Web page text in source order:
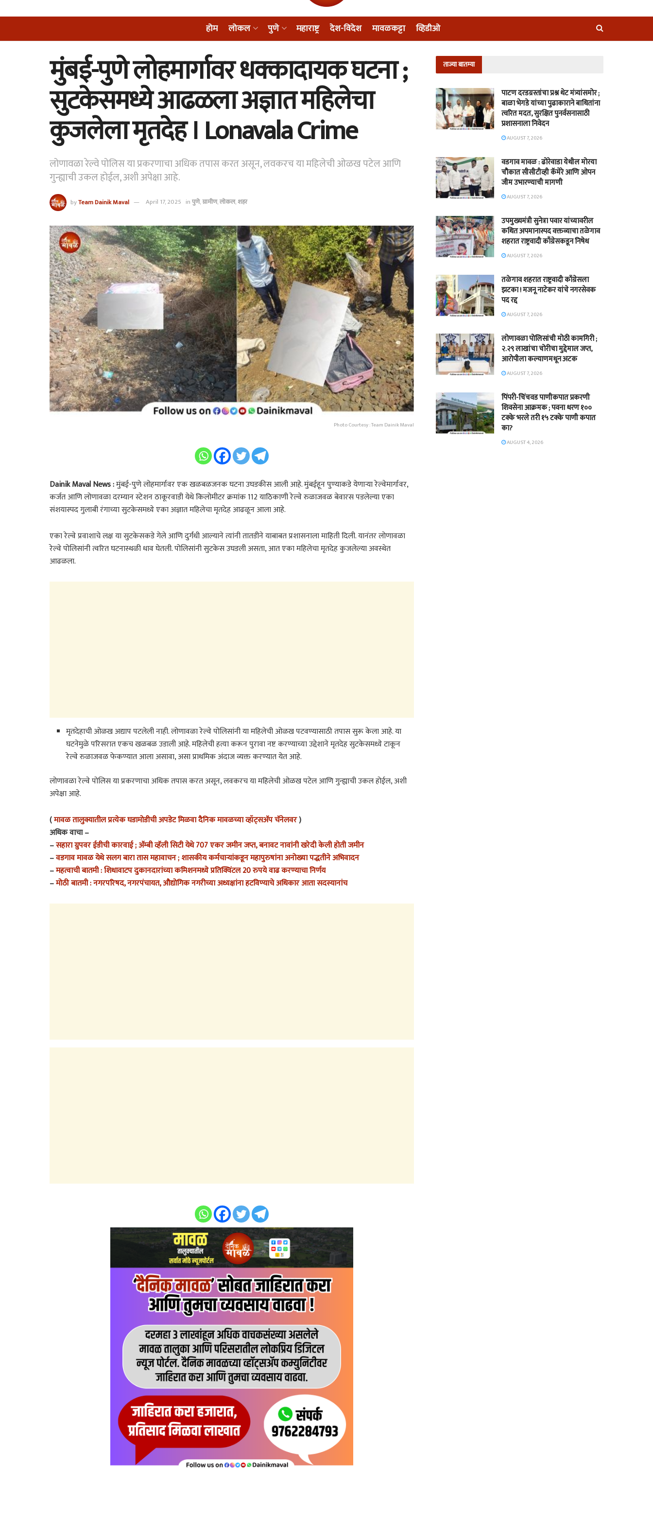
होम लोकल पुणे महाराष्ट्र देश-विदेश मावळकट्टा व्हिडीओ
मुंबई-पुणे लोहमार्गावर धक्कादायक घटना ;
सुटकेसमध्ये आढळला अज्ञात महिलेचा
कुजलेला मृतदेह । Lonavala Crime
लोणावळा रेल्वे पोलिस या प्रकरणाचा अधिक तपास करत असून, लवकरच या महिलेची ओळख पटेल आणि
गुन्ह्याची उकल होईल, अशी अपेक्षा आहे.
byTeam Dainik Maval April 17, 2025 inपुणे,ग्रामीण,लोकल,शहर
Photo Courtesy : Team Dainik Maval
Dainik Maval News :मुंबई-पुणे लोहमार्गावर एक खळबळजनक घटना उघडकीस आली आहे. मुंबईहून पुण्याकडे येणाऱ्या रेल्वेमार्गावर,
कर्जत आणि लोणावळा दरम्यान स्टेशन ठाकूरवाडी येथे किलोमीटर क्रमांक 112 याठिकाणी रेल्वे रुळाजवळ बेवारस पडलेल्या एका
संशयास्पद गुलाबी रंगाच्या सुटकेसमध्ये एका अज्ञात महिलेचा मृतदेह आढळून आला आहे.
एका रेल्वे प्रवाशाचे लक्ष या सुटकेसकडे गेले आणि दुर्गंधी आल्याने त्यांनी तातडीने याबाबत प्रशासनाला माहिती दिली. यानंतर लोणावळा
रेल्वे पोलिसांनी त्वरित घटनास्थळी धाव घेतली. पोलिसांनी सुटकेस उघडली असता, आत एका महिलेचा मृतदेह कुजलेल्या अवस्थेत
आढळला.
मृतदेहाची ओळख अद्याप पटलेली नाही. लोणावळा रेल्वे पोलिसांनी या महिलेची ओळख पटवण्यासाठी तपास सुरू केला आहे. या
घटनेमुळे परिसरात एकच खळबळ उडाली आहे. महिलेची हत्या करून पुरावा नष्ट करण्याच्या उद्देशाने मृतदेह सुटकेसमध्ये टाकून
रेल्वे रुळाजवळ फेकण्यात आला असावा, असा प्राथमिक अंदाज व्यक्त करण्यात येत आहे.
लोणावळा रेल्वे पोलिस या प्रकरणाचा अधिक तपास करत असून, लवकरच या महिलेची ओळख पटेल आणि गुन्ह्याची उकल होईल, अशी
अपेक्षा आहे.
(मावळ तालुक्यातील प्रत्येक घडामोडीची अपडेट मिळवा दैनिक मावळच्या व्हॉट्सअ‍ॅप चॅनेलवर)
अधिक वाचा –
–सहारा ग्रुपवर ईडीची कारवाई ; अ‍ॅम्बी व्हॅली सिटी येथे 707 एकर जमीन जप्त, बनावट नावांनी खरेदी केली होती जमीन
–वडगाव मावळ येथे सलग बारा तास महावाचन ; शासकीय कर्मचाऱ्यांकडून महापुरुषांना अनोख्या पद्धतीने अभिवादन
–महत्वाची बातमी : शिधावाटप दुकानदारांच्या कमिशनमध्ये प्रतिक्विंटल 20 रुपये वाढ करण्याचा निर्णय
–मोठी बातमी : नगरपरिषद, नगरपंचायत, औद्योगिक नगरीच्या अध्यक्षांना हटविण्याचे अधिकार आता सदस्यानांच
ताज्या बातम्या
पाटण दरडग्रस्तांचा प्रश्न थेट मंत्र्यांसमोर ;
बाळा भेगडे यांच्या पुढाकाराने बाधितांना
त्वरित मदत, सुरक्षित पुनर्वसनासाठी
प्रशासनाला निवेदन
AUGUST 7, 2026
वडगाव मावळ : ढोरेवाडा येथील मोरया
चौकात सीसीटीव्ही कॅमेरे आणि ओपन
जीम उभारण्याची मागणी
AUGUST 7, 2026
उपमुख्यमंत्री सुनेत्रा पवार यांच्यावरील
कथित अपमानास्पद वक्तव्याचा तळेगाव
शहरात राष्ट्रवादी काँग्रेसकडून निषेध
AUGUST 7, 2026
तळेगाव शहरात राष्ट्रवादी काँग्रेसला
झटका ! मजनू नाटेकर यांचे नगरसेवक
पद रद्द
AUGUST 7, 2026
लोणावळा पोलिसांची मोठी कामगिरी ;
२.२९ लाखांचा चोरीचा मुद्देमाल जप्त,
आरोपीला कल्याणमधून अटक
AUGUST 7, 2026
पिंपरी-चिंचवड पाणीकपात प्रकरणी
शिवसेना आक्रमक ; पवना धरण १००
टक्के भरले तरी १५ टक्के पाणी कपात
का?
AUGUST 4, 2026